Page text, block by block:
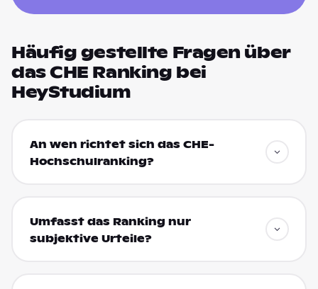
Häufig gestellte Fragen über
das CHE Ranking bei
HeyStudium
An wen richtet sich das CHE-
Hochschulranking?
Umfasst das Ranking nur
subjektive Urteile?